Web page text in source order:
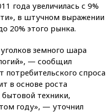
года увеличилась с 9%
в штучном выражении
20% этого рынка.
земного шара
— сообщил
потребительского спроса
в основе роста
техники,
году», — уточнил